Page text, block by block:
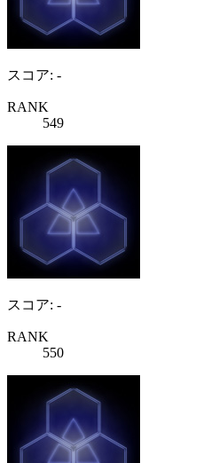
スコア: -
RANK
549
スコア: -
RANK
550